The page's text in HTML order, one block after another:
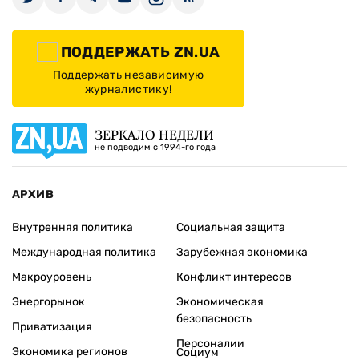
ПОДДЕРЖАТЬ ZN.UA
Поддержать независимую
журналистику!
ЗЕРКАЛО НЕДЕЛИ
не подводим с 1994-го года
АРХИВ
Внутренняя политика
Международная политика
Макроуровень
Энергорынок
Приватизация
Экономика регионов
Социальная защита
Зарубежная экономика
Конфликт интересов
Экономическая
безопасность
Персоналии
Социум